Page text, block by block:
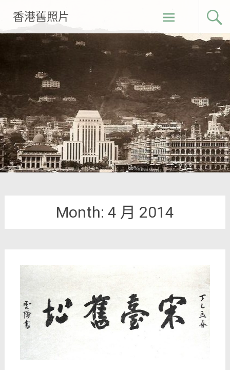
content
香港舊照片
Month: 4 月 2014